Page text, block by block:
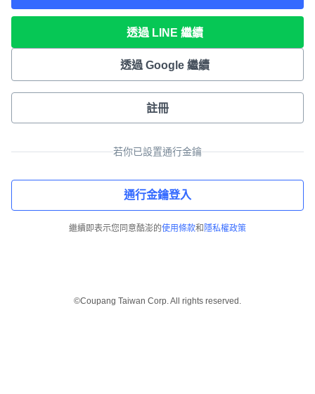
透過 LINE 繼續
透過 Google 繼續
註冊
若你已設置通行金鑰
通行金鑰登入
繼續即表示您同意酷澎的使用條款和 隱私權政策
©Coupang Taiwan Corp. All rights reserved.